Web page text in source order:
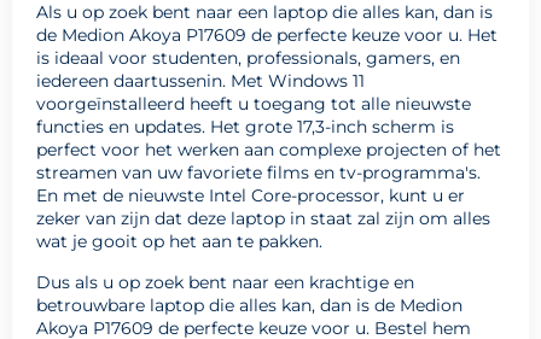
Als u op zoek bent naar een laptop die alles kan, dan is
de Medion Akoya P17609 de perfecte keuze voor u. Het
is ideaal voor studenten, professionals, gamers, en
iedereen daartussenin. Met Windows 11
voorgeïnstalleerd heeft u toegang tot alle nieuwste
functies en updates. Het grote 17,3-inch scherm is
perfect voor het werken aan complexe projecten of het
streamen van uw favoriete films en tv-programma's.
En met de nieuwste Intel Core-processor, kunt u er
zeker van zijn dat deze laptop in staat zal zijn om alles
wat je gooit op het aan te pakken.
Dus als u op zoek bent naar een krachtige en
betrouwbare laptop die alles kan, dan is de Medion
Akoya P17609 de perfecte keuze voor u. Bestel hem